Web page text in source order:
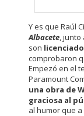
Y es que Raúl
Albacete, junto
son
comprobaron
Empezó en el
Paramount
una obra de
graciosa al
al humor que